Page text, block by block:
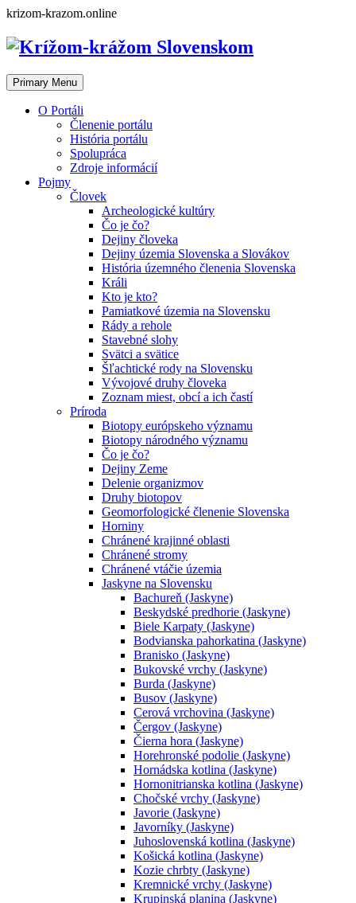
Skip
content
krizom-krazom.online
Primary Menu
O Portáli
Členenie portálu
História portálu
Spolupráca
Zdroje informácií
Pojmy
Človek
Archeologické kultúry
Čo je čo?
Dejiny človeka
Dejiny územia Slovenska a Slovákov
História územného členenia Slovenska
Králi
Kto je kto?
Pamiatkové územia na Slovensku
Rády a rehole
Stavebné slohy
Svätci a svätice
Šľachtické rody na Slovensku
Vývojové druhy človeka
Zoznam miest, obcí a ich častí
Príroda
Biotopy európskeho významu
Biotopy národného významu
Čo je čo?
Dejiny Zeme
Delenie organizmov
Druhy biotopov
Geomorfologické členenie Slovenska
Horniny
Chránené krajinné oblasti
Chránené stromy
Chránené vtáčie územia
Jaskyne na Slovensku
Bachureň (Jaskyne)
Beskydské predhorie (Jaskyne)
Biele Karpaty (Jaskyne)
Bodvianska pahorkatina (Jaskyne)
Branisko (Jaskyne)
Bukovské vrchy (Jaskyne)
Burda (Jaskyne)
Busov (Jaskyne)
Cerová vrchovina (Jaskyne)
Čergov (Jaskyne)
Čierna hora (Jaskyne)
Horehronské podolie (Jaskyne)
Hornádska kotlina (Jaskyne)
Hornonitrianska kotlina (Jaskyne)
Chočské vrchy (Jaskyne)
Javorie (Jaskyne)
Javorníky (Jaskyne)
Juhoslovenská kotlina (Jaskyne)
Košická kotlina (Jaskyne)
Kozie chrbty (Jaskyne)
Kremnické vrchy (Jaskyne)
Krupinská planina (Jaskyne)